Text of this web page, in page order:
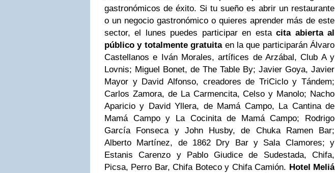
gastronómicos de éxito. Si tu sueño es abrir un restaurante
o un negocio gastronómico o quieres aprender más de este
sector, el lunes puedes participar en estacita abierta al
público y totalmente gratuitaen la que participarán Álvaro
Castellanos e Iván Morales, artífices de Arzábal, Club A y
Lovnis; Miguel Bonet, de The Table By; Javier Goya, Javier
Mayor y David Alfonso, creadores de TriCiclo y Tándem;
Carlos Zamora, de La Carmencita, Celso y Manolo; Nacho
Aparicio y David Yllera, de Mamá Campo, La Cantina de
Mamá Campo y La Cocinita de Mamá Campo; Rodrigo
García Fonseca y John Husby, de Chuka Ramen Bar;
Alberto Martínez, de 1862 Dry Bar y Sala Clamores; y
Estanis Carenzo y Pablo Giudice de Sudestada, Chifa,
Picsa, Perro Bar, Chifa Boteco y Chifa Camión. Hotel Meliá